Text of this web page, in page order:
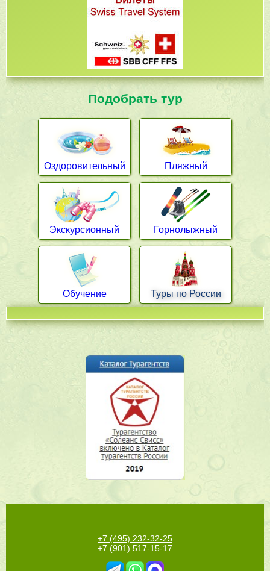
Подобрать тур
Оздоровительный Пляжный
Экскурсионный Горнолыжный
Обучение Туры по России
+7 (495) 232-32-25
+7 (901) 517-15-17